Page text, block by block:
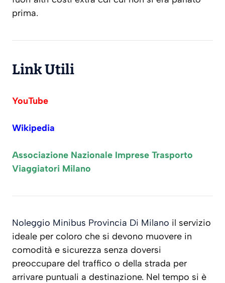
prima.
Link Utili
YouTube
Wikipedia
Associazione Nazionale Imprese Trasporto
Viaggiatori Milano
Noleggio Minibus Provincia Di Milano il servizio
ideale per coloro che si devono muovere in
comodità e sicurezza senza doversi
preoccupare del traffico o della strada per
arrivare puntuali a destinazione. Nel tempo si è